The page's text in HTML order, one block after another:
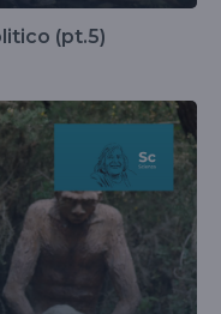
(pt.5)